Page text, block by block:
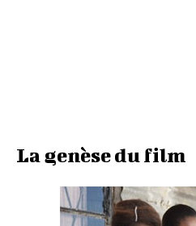
La genèse du film